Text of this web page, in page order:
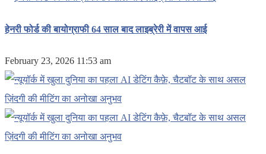
हेनरी फोर्ड की बायोग्राफी 64 साल बाद लाइब्रेरी में वापस आई
February 23, 2026 11:53 am